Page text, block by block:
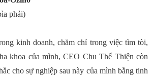
phải)
kinh doanh, chăm chỉ trong việc tìm tòi,
khoa của mình, CEO Chu Thế Thiện còn
cho sự nghiệp sau này của mình bằng tinh